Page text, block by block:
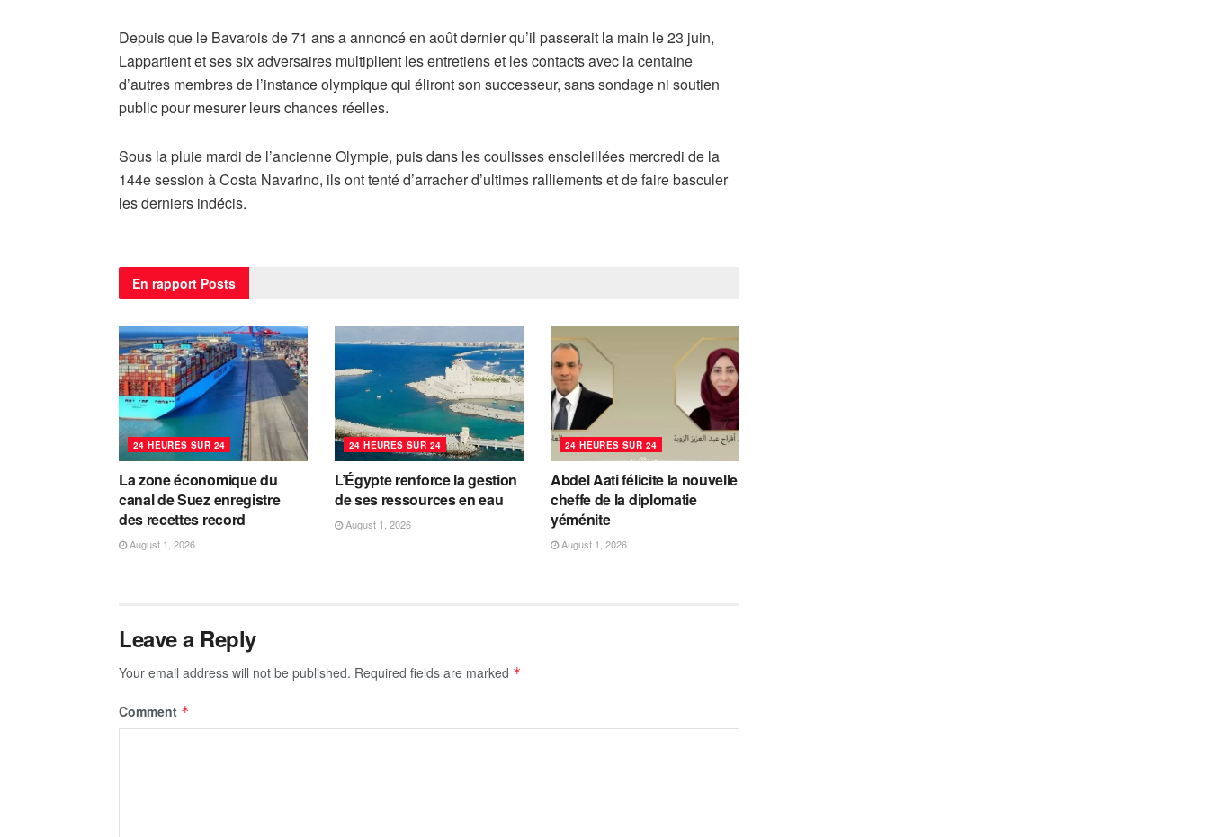
Depuis que le Bavarois de 71 ans a annoncé en août dernier qu’il passerait la main le 23 juin,
Lappartient et ses six adversaires multiplient les entretiens et les contacts avec la centaine
d’autres membres de l’instance olympique qui éliront son successeur, sans sondage ni soutien
public pour mesurer leurs chances réelles.
Sous la pluie mardi de l’ancienne Olympie, puis dans les coulisses ensoleillées mercredi de la
144e session à Costa Navarino, ils ont tenté d’arracher d’ultimes ralliements et de faire basculer
les derniers indécis.
En rapport Posts
24 HEURES SUR 24
La zone économique du
canal de Suez enregistre
des recettes record
August 1, 2026
24 HEURES SUR 24
L’Égypte renforce la gestion
de ses ressources en eau
August 1, 2026
24 HEURES SUR 24
Abdel Aati félicite la nouvelle
cheffe de la diplomatie
yéménite
August 1, 2026
Leave a Reply
Your email address will not be published. Required fields are marked *
Comment *